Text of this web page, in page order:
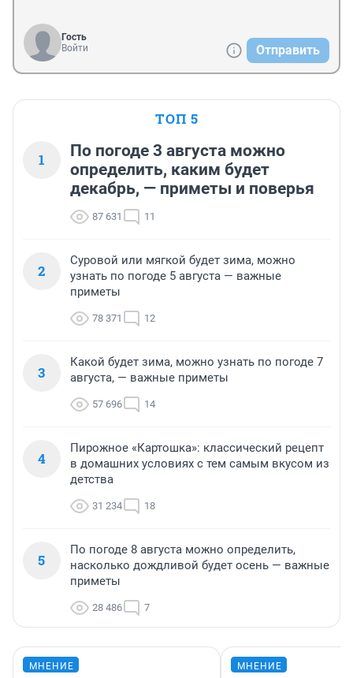
Гость
Войти
Отправить
ТОП 5
1
По погоде 3 августа можно
определить, каким будет
декабрь, — приметы и поверья
87 631 11
2
Суровой или мягкой будет зима, можно
узнать по погоде 5 августа — важные
приметы
78 371 12
3
Какой будет зима, можно узнать по погоде 7
августа, — важные приметы
57 696 14
4
Пирожное «Картошка»: классический рецепт
в домашних условиях с тем самым вкусом из
детства
31 234 18
5
По погоде 8 августа можно определить,
насколько дождливой будет осень — важные
приметы
28 486 7
МНЕНИЕ МНЕНИЕ